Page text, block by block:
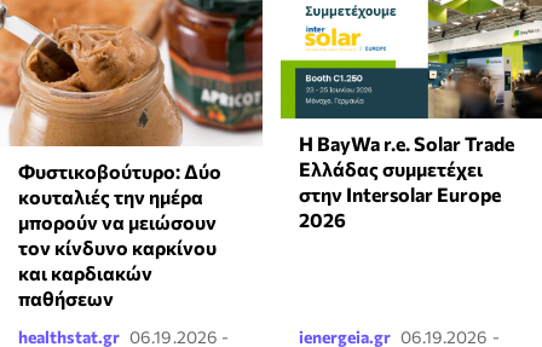
Φυστικοβούτυρο: Δύο
κουταλιές την ημέρα
μπορούν να μειώσουν
τον κίνδυνο καρκίνου
και καρδιακών
παθήσεων
healthstat.gr 06.19.2026 -
Η BayWa r.e. Solar Trade
Ελλάδας συμμετέχει
στην Intersolar Europe
2026
ienergeia.gr 06.19.2026 -